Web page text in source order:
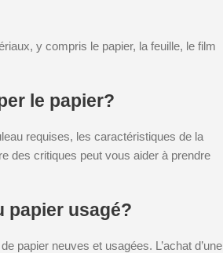
y compris le papier, la feuille, le film
le papier?
requises, les caractéristiques de la
des critiques peut vous aider à prendre
papier usagé?
papier neuves et usagées. L’achat d’une